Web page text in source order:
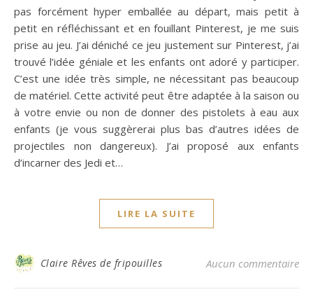
pas forcément hyper emballée au départ, mais petit à
petit en réfléchissant et en fouillant Pinterest, je me suis
prise au jeu. J’ai déniché ce jeu justement sur Pinterest, j’ai
trouvé l’idée géniale et les enfants ont adoré y participer.
C’est une idée très simple, ne nécessitant pas beaucoup
de matériel. Cette activité peut être adaptée à la saison ou
à votre envie ou non de donner des pistolets à eau aux
enfants (je vous suggèrerai plus bas d’autres idées de
projectiles non dangereux). J’ai proposé aux enfants
d’incarner des Jedi et…
LIRE LA SUITE
Claire Rêves de fripouilles Aucun commentaire